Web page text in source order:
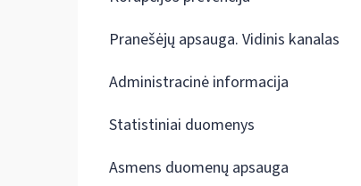
Pranešėjų apsauga. Vidinis kanalas
Administracinė informacija
Statistiniai duomenys
Asmens duomenų apsauga